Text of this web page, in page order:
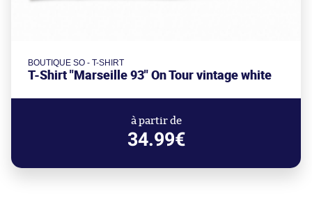
BOUTIQUE SO - T-SHIRT
T-Shirt "Marseille 93" On Tour vintage white
à partir de
34.99€